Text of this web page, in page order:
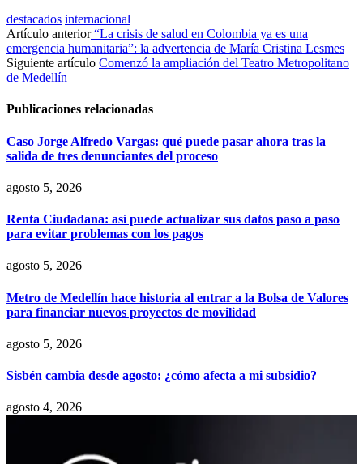
destacados internacional
Artículo anterior“La crisis de salud en Colombia ya es una
emergencia humanitaria”: la advertencia de María Cristina Lesmes
Siguiente artículo Comenzó la ampliación del Teatro Metropolitano
de Medellín
Publicaciones relacionadas
Caso Jorge Alfredo Vargas: qué puede pasar ahora tras la
salida de tres denunciantes del proceso
agosto 5, 2026
Renta Ciudadana: así puede actualizar sus datos paso a paso
para evitar problemas con los pagos
agosto 5, 2026
Metro de Medellín hace historia al entrar a la Bolsa de Valores
para financiar nuevos proyectos de movilidad
agosto 5, 2026
Sisbén cambia desde agosto: ¿cómo afecta a mi subsidio?
agosto 4, 2026